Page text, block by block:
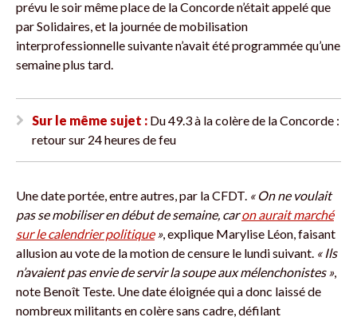
prévu le soir même place de la Concorde n’était appelé que
par Solidaires, et la journée de mobilisation
interprofessionnelle suivante n’avait été programmée qu’une
semaine plus tard.
Sur le même sujet : Du 49.3 à la colère de la Concorde :
retour sur 24 heures de feu
Une date portée, entre autres, par la CFDT. « On ne voulait
pas se mobiliser en début de semaine, caron aurait marché
sur le calendrier politique», explique Marylise Léon, faisant
allusion au vote de la motion de censure le lundi suivant. « Ils
n’avaient pas envie de servir la soupe aux mélenchonistes »,
note Benoît Teste. Une date éloignée qui a donc laissé de
nombreux militants en colère sans cadre, défilant